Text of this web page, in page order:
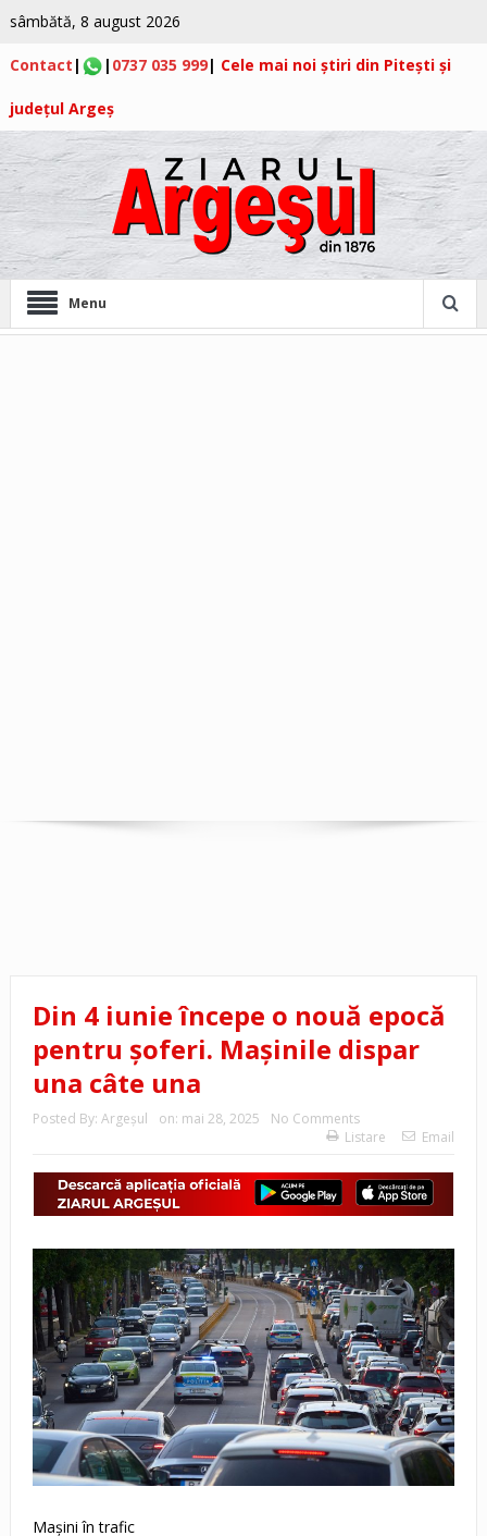
sâmbătă, 8 august 2026
Contact | | 0737 035 999| Cele mai noi știri din Pitești și
județul Argeș
Menu
Din 4 iunie începe o nouă epocă
pentru șoferi. Mașinile dispar
una câte una
Posted By: Argeşul on: mai 28, 2025
No Comments
Listare
Email
Mașini în trafic